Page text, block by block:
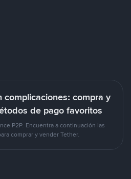
complicaciones: compra y
de pago favoritos
P2P. Encuentra a continuación las
comprar y vender Tether.